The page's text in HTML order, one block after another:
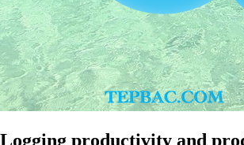
Logging productivity and